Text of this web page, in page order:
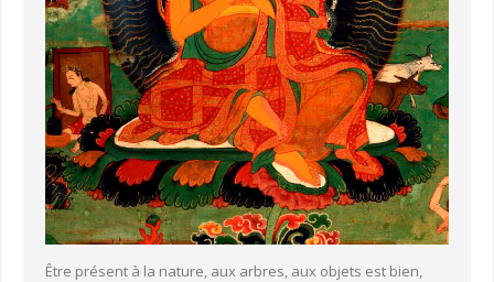
Être présent à la nature, aux arbres, aux objets est bien,